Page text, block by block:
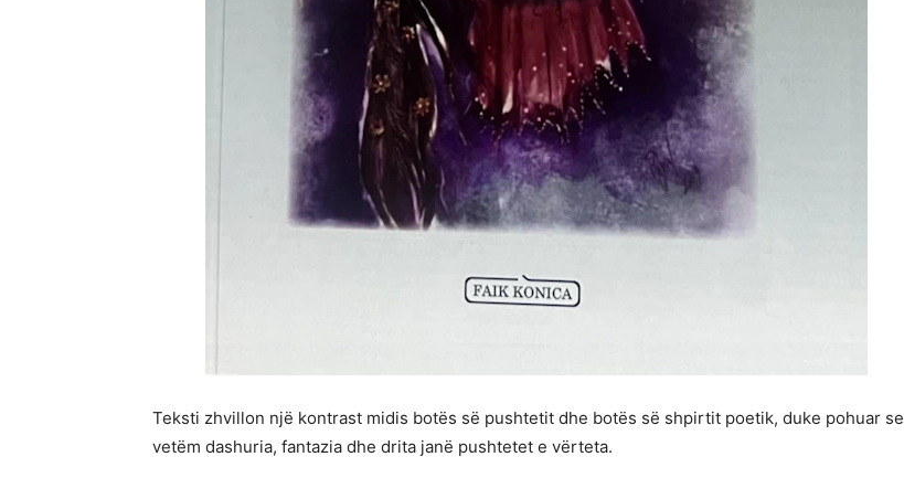
Teksti zhvillon një kontrast midis botës së pushtetit dhe botës së shpirtit poetik, duke pohuar se
vetëm dashuria, fantazia dhe drita janë pushtetet e vërteta.